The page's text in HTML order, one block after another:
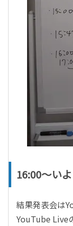
16:00～い
結果発表会は
YouTube Live